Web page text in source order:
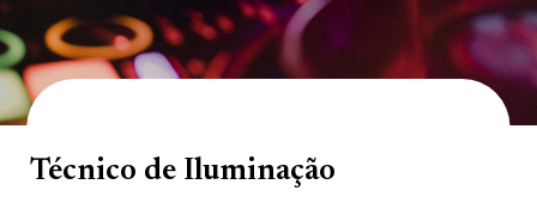
Backstage
Técnico de Iluminação